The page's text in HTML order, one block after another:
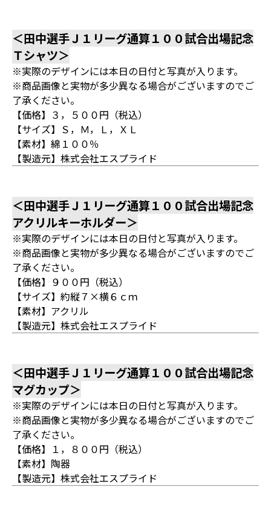
＜田中選手Ｊ１リーグ通算１００試合出場記念
Ｔシャツ＞
※実際のデザインには本日の日付と写真が入ります。
※商品画像と実物が多少異なる場合がございますのでご
了承ください。
【価格】３，５００円（税込）
【サイズ】Ｓ，Ｍ，Ｌ，ＸＬ
【素材】綿１００％
【製造元】株式会社エスプライド
＜田中選手Ｊ１リーグ通算１００試合出場記念
アクリルキーホルダー＞
※実際のデザインには本日の日付と写真が入ります。
※商品画像と実物が多少異なる場合がございますのでご
了承ください。
【価格】９００円（税込）
【サイズ】約縦７×横６ｃｍ
【素材】アクリル
【製造元】株式会社エスプライド
＜田中選手Ｊ１リーグ通算１００試合出場記念
マグカップ＞
※実際のデザインには本日の日付と写真が入ります。
※商品画像と実物が多少異なる場合がございますのでご
了承ください。
【価格】１，８００円（税込）
【素材】陶器
【製造元】株式会社エスプライド